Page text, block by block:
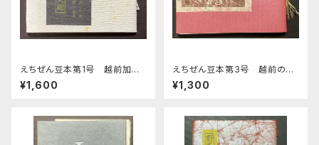
えちぜん豆本第1号 越前加美
鑑
¥1,600
えちぜん豆本第3号 越前の古
窯
¥1,300